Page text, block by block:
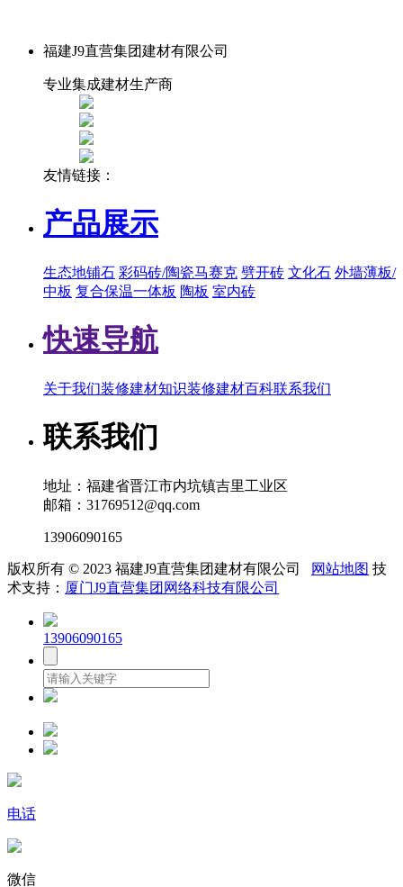
福建J9直营集团建材有限公司
专业集成建材生产商
友情链接：
产品展示
生态地铺石 彩码砖/陶瓷马赛克 劈开砖 文化石 外墙薄板/
中板 复合保温一体板 陶板 室内砖
快速导航
关于我们装修建材知识装修建材百科联系我们
联系我们
地址：福建省晋江市内坑镇吉里工业区
邮箱：31769512@qq.com
13906090165
版权所有 © 2023 福建J9直营集团建材有限公司 网站地图 技
术支持： 厦门J9直营集团网络科技有限公司
13906090165
电话
微信